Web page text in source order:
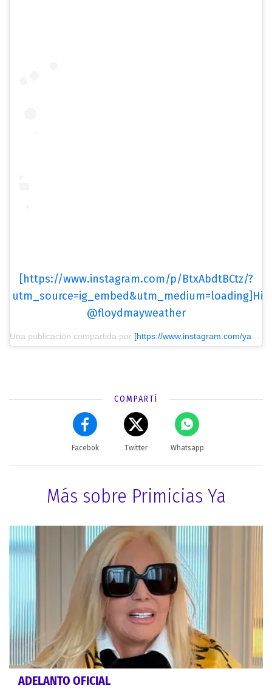
[https://www.instagram.com/p/BtxAbdtBCtz/?
utm_source=ig_embed&utm_medium=loading]Hi
@floydmayweather
Una publicación compartida por [https://www.instagram.com/yasmi_mendeguia/?utm_source=ig_embed&utm_medium=loading] Yasmi Mendeguía
COMPARTÍ
Facebok Twitter Whatsapp
Más sobre Primicias Ya
ADELANTO OFICIAL